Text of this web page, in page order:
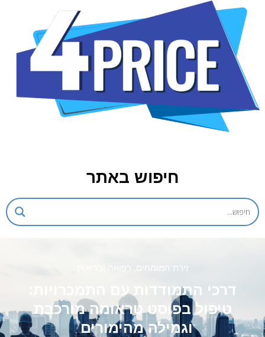
חיפוש באתר
זירת המומחים
דרכי התמודדות עם התמכרויות:
טיפול בפוסט טראומה מורכבת
וגמילה מהימורים